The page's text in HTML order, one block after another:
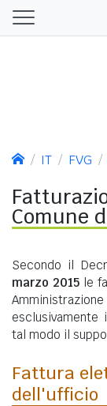
IT FVG
Comune
Secondo il
marzo 2015le
esclusivamente
tal modo il
Fattura
dell'ufficio